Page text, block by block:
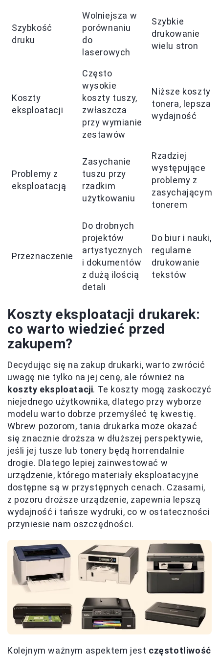
Szybkość
druku
Wolniejsza w
porównaniu
do
laserowych
Szybkie
drukowanie
wielu stron
Koszty
eksploatacji
Często
wysokie
koszty tuszy,
zwłaszcza
przy wymianie
zestawów
Niższe koszty
tonera, lepsza
wydajność
Problemy z
eksploatacją
Zasychanie
tuszu przy
rzadkim
użytkowaniu
Rzadziej
występujące
problemy z
zasychającym
tonerem
Przeznaczenie
Do drobnych
projektów
artystycznych
i dokumentów
z dużą ilością
detali
Do biur i nauki,
regularne
drukowanie
tekstów
Koszty eksploatacji drukarek:
co warto wiedzieć przed
zakupem?
Decydując się na zakup drukarki, warto zwrócić
uwagę nie tylko na jej cenę, ale również na
koszty eksploatacji. Te koszty mogą zaskoczyć
niejednego użytkownika, dlatego przy wyborze
modelu warto dobrze przemyśleć tę kwestię.
Wbrew pozorom, tania drukarka może okazać
się znacznie droższa w dłuższej perspektywie,
jeśli jej tusze lub tonery będą horrendalnie
drogie. Dlatego lepiej zainwestować w
urządzenie, którego materiały eksploatacyjne
dostępne są w przystępnych cenach. Czasami,
z pozoru droższe urządzenie, zapewnia lepszą
wydajność i tańsze wydruki, co w ostateczności
przyniesie nam oszczędności.
Kolejnym ważnym aspektem jest częstotliwość